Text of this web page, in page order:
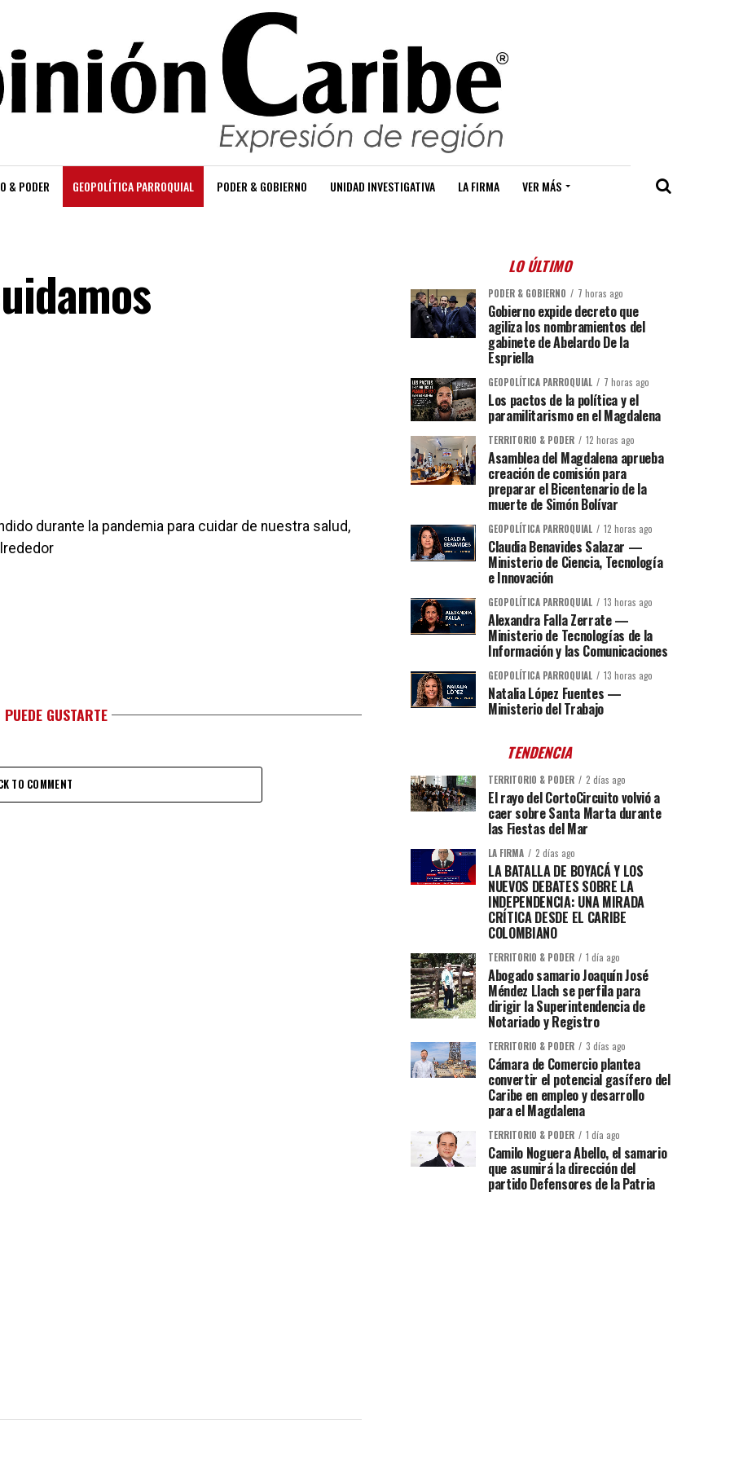
& PODER GEOPOLÍTICA PARROQUIAL PODER & GOBIERNO UNIDAD INVESTIGATIVA LA FIRMA VER MÁS
durante la pandemia para cuidar de nuestra salud,
GUSTARTE
TO COMMENT
LO ÚLTIMO
PODER & GOBIERNO 7 horas ago
Gobierno expide decreto que
agiliza los nombramientos del
gabinete de Abelardo De la
Espriella
GEOPOLÍTICA PARROQUIAL 7 horas ago
Los pactos de la política y el
paramilitarismo en el Magdalena
TERRITORIO & PODER 12 horas ago
Asamblea del Magdalena aprueba
creación de comisión para
preparar el Bicentenario de la
muerte de Simón Bolívar
GEOPOLÍTICA PARROQUIAL 12 horas ago
Claudia Benavides Salazar —
Ministerio de Ciencia, Tecnología
e Innovación
GEOPOLÍTICA PARROQUIAL 13 horas ago
Alexandra Falla Zerrate —
Ministerio de Tecnologías de la
Información y las Comunicaciones
GEOPOLÍTICA PARROQUIAL 13 horas ago
Natalia López Fuentes —
Ministerio del Trabajo
TENDENCIA
TERRITORIO & PODER 2 días ago
El rayo del CortoCircuito volvió a
caer sobre Santa Marta durante
las Fiestas del Mar
LA FIRMA 2 días ago
LA BATALLA DE BOYACÁ Y LOS
NUEVOS DEBATES SOBRE LA
INDEPENDENCIA: UNA MIRADA
CRÍTICA DESDE EL CARIBE
COLOMBIANO
TERRITORIO & PODER 1 día ago
Abogado samario Joaquín José
Méndez Llach se perfila para
dirigir la Superintendencia de
Notariado y Registro
TERRITORIO & PODER 3 días ago
Cámara de Comercio plantea
convertir el potencial gasífero del
Caribe en empleo y desarrollo
para el Magdalena
TERRITORIO & PODER 1 día ago
Camilo Noguera Abello, el samario
que asumirá la dirección del
partido Defensores de la Patria